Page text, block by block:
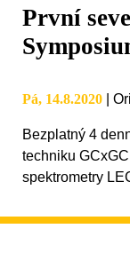
První
Pá, 14.8.2020
Bezplatný 4
techniku
spektrometry